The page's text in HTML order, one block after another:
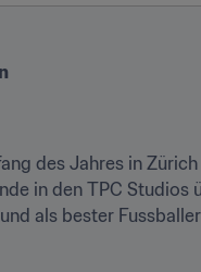
des Jahres in
in den TPC Studios
als bester